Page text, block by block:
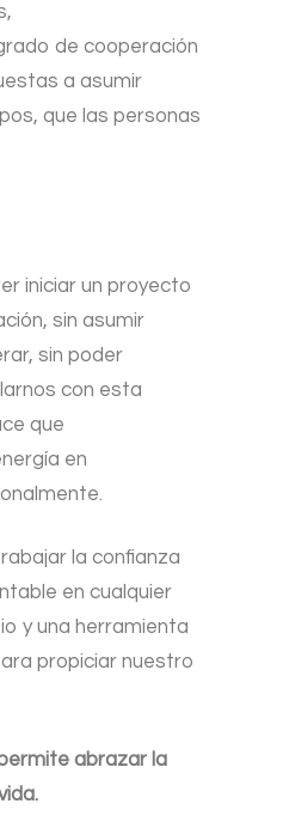
de cooperación
a asumir
que las personas
iniciar un proyecto
sin asumir
sin poder
con esta
que
en
la confianza
en cualquier
y una herramienta
propiciar nuestro
abrazar la